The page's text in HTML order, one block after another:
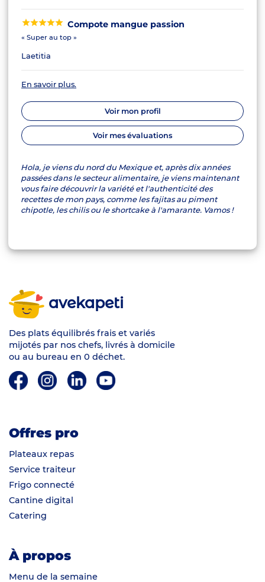
Compote mangue passion
« Super au top »
Laetitia
En savoir plus.
Voir mon profil
Voir mes évaluations
Hola, je viens du nord du Mexique et, après dix années
passées dans le secteur alimentaire, je viens maintenant
vous faire découvrir la variété et l'authenticité des
recettes de mon pays, comme les fajitas au piment
chipotle, les chilis ou le shortcake à l'amarante. Vamos !
avekapeti
Des plats équilibrés frais et variés
mijotés par nos chefs, livrés à domicile
ou au bureau en 0 déchet.
Offres pro
Plateaux repas
Service traiteur
Frigo connecté
Cantine digital
Catering
À propos
Menu de la semaine